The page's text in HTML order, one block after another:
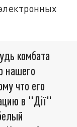
комбата
нашего
что его
в "Дії"